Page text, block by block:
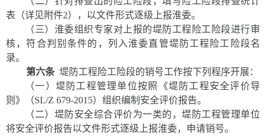
表（详见附件2），以文件形式逐级上报淮委。
（三）淮委组织专家对上报的堤防工程险工险段进行审
核，符合判别条件的，列入淮委直管堤防工程险工险段名
录。
第六条 堤防工程险工险段的销号工作按下列 程序开展：
（一）堤防工程管理单位按照《堤防工程安全评价导
则》（SL/Z 679-2015）组织编制安全评价报告。
（二）堤防安全综合评价为一类的，堤防工程管理单位
将安全评价报告以文件形式逐级上报淮委，申请销号。